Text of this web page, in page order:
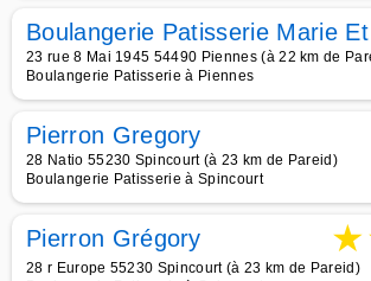
Boulangerie Patisserie Marie
23 rue 8 Mai 1945 54490 Piennes (à 22 km de
Boulangerie Patisserie à Piennes
Pierron Gregory
28 Natio 55230 Spincourt (à 23 km de Pareid)
Boulangerie Patisserie à Spincourt
Pierron Grégory ★
28 r Europe 55230 Spincourt (à 23 km de Pareid)